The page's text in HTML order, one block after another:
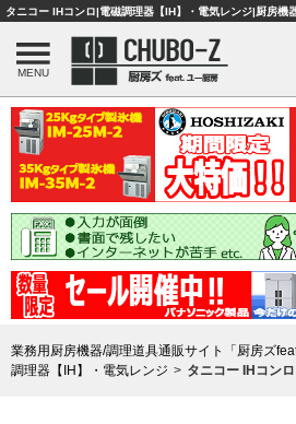
MENU
業務用厨房機器/調理道具通販サイト「厨房ズ
調理器【IH】・電気レンジ
タニコー IHコンロ